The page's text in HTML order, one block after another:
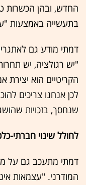
החדש, ובהן הכשרות
בתעשייה באמצעות
דמתי מודע גם
"יש רגולציה, יש
הקריטיים הוא יצירת
לכן אנחנו צריכים
שנחסך, בזכויות
לחולל שינוי חברתי-
דמתי מתעכב גם על
המודרני. "עצמאות